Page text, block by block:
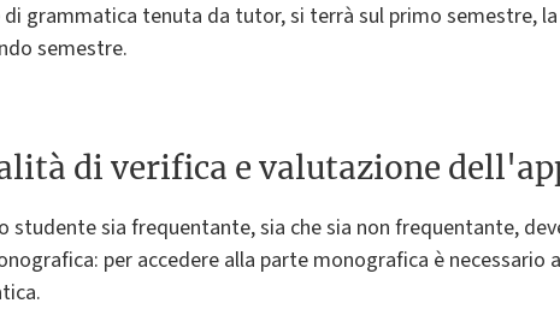
di grammatica tenuta da tutor, si terrà sul primo semestre,
semestre.
di verifica e valutazione
studente sia frequentante, sia che sia non frequentante,
per accedere alla parte monografica è